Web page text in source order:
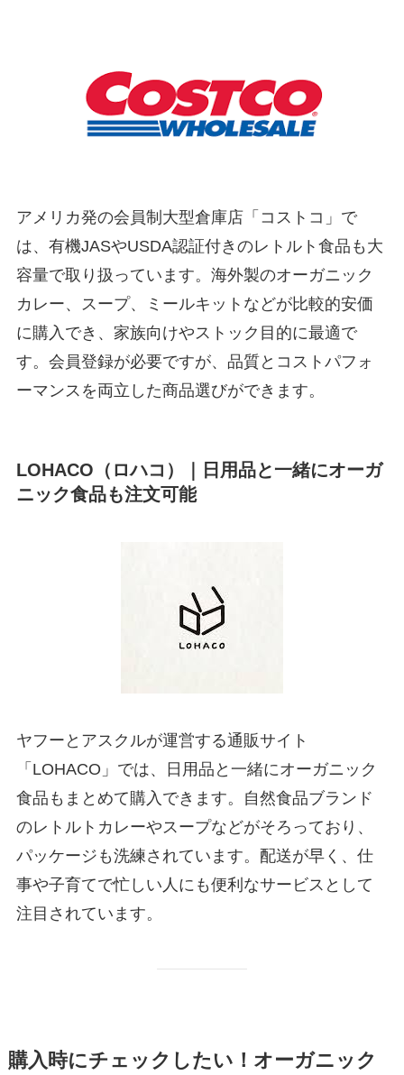
アメリカ発の会員制大型倉庫店「コストコ」で
は、有機JASやUSDA認証付きのレトルト食品も大
容量で取り扱っています。海外製のオーガニック
カレー、スープ、ミールキットなどが比較的安価
に購入でき、家族向けやストック目的に最適で
す。会員登録が必要ですが、品質とコストパフォ
ーマンスを両立した商品選びができます。
LOHACO（ロハコ）｜日用品と一緒にオーガ
ニック食品も注文可能
ヤフーとアスクルが運営する通販サイト
「LOHACO」では、日用品と一緒にオーガニック
食品もまとめて購入できます。自然食品ブランド
のレトルトカレーやスープなどがそろっており、
パッケージも洗練されています。配送が早く、仕
事や子育てで忙しい人にも便利なサービスとして
注目されています。
購入時にチェックしたい！オーガニック